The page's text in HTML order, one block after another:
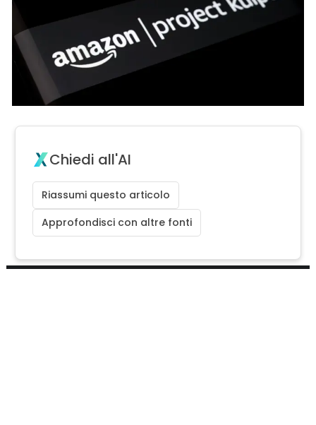
Chiedi all'AI
Riassumi questo articolo
Approfondisci con altre fonti